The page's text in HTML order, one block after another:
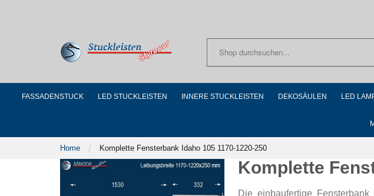
FASSADENSTUCK LED STUCKLEISTEN INNERE STUCKLEISTEN DEKOSÄULEN LED
Home Komplette Fensterbank Idaho 105 1170-1220-250
Komplette
Die einbaufertige